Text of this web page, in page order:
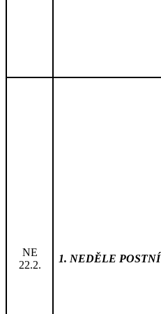
NE
22.2.
1. NEDĚLE POSTNÍ